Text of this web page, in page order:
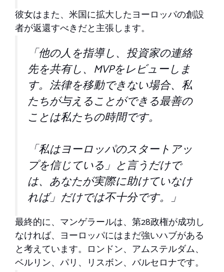
彼女はまた、米国に拡大したヨーロッパの創設
者が返還すべきだと主張します。
「他の人を指導し、投資家の連絡
先を共有し、MVPをレビューしま
す。法律を移動できない場合、私
たちが与えることができる最善の
ことは私たちの時間です。
「私はヨーロッパのスタートアッ
プを信じている」と言うだけで
は、あなたが実際に助けていなけ
れば」だけでは不十分です。」
最終的に、マンゲラールは、第28政権が成功し
なければ、ヨーロッパにはまだ強いハブがある
と考えています。ロンドン、アムステルダム、
ベルリン、パリ、リスボン、バルセロナです。